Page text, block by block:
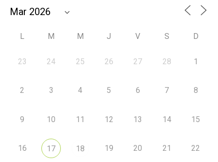
L M M J V S D
23 24 25 26 27 28 1
2 3 4 5 6 7 8
9 10 11 12 13 14 15
16 17 18 19 20 21 22